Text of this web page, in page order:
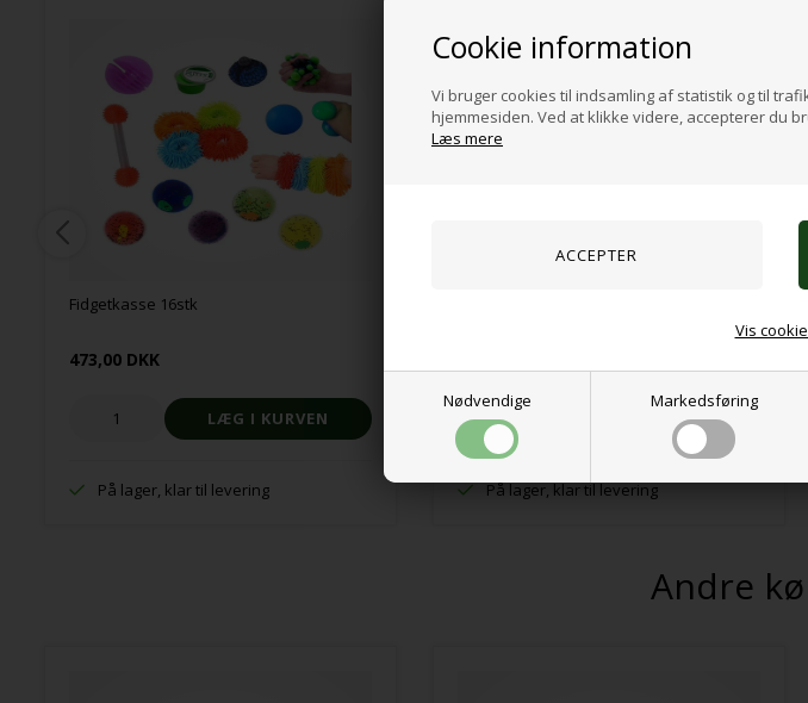
Cookie information
Vi bruger cookies til indsamling af statistik og til
hjemmesiden. Ved at klikke videre, accepterer du
Læs mere
Nødvendige Markedsføring
Vis
Fidgetkasse 16stk
473,00 DKK
På lager, klar til levering På lager, klar til levering
Andre